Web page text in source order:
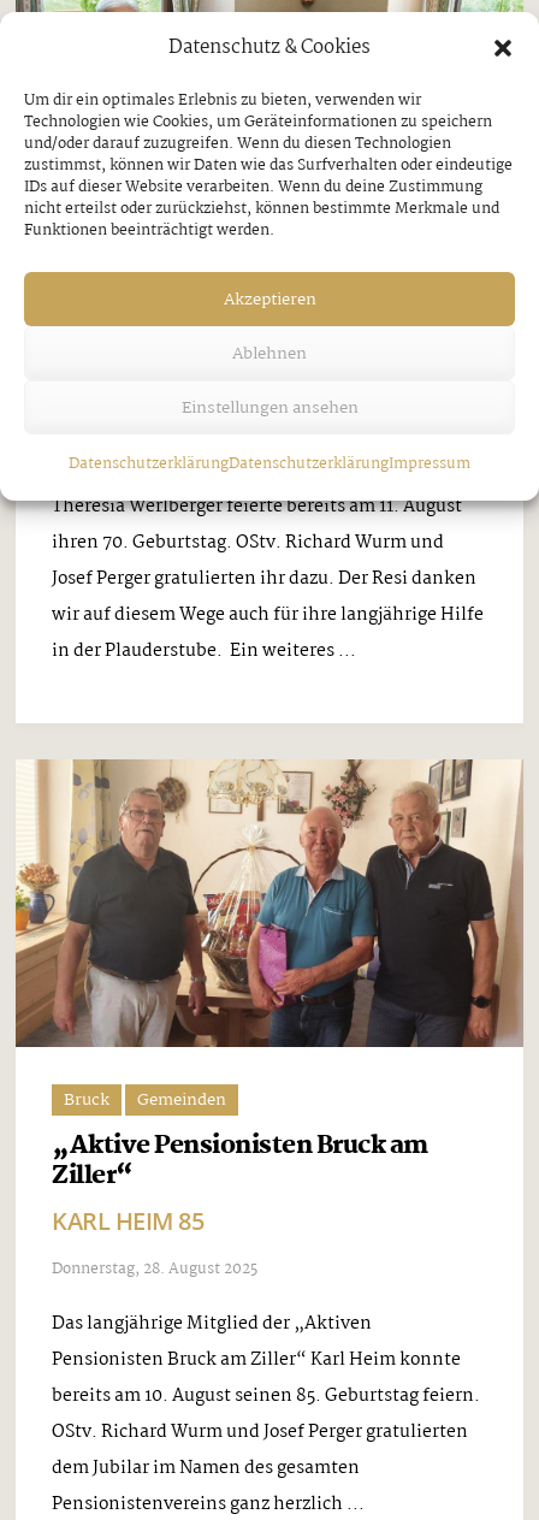
Datenschutz & Cookies
Um dir ein optimales Erlebnis zu bieten, verwenden wir
Technologien wie Cookies, um Geräteinformationen zu speichern
und/oder darauf zuzugreifen. Wenn du diesen Technologien
zustimmst, können wir Daten wie das Surfverhalten oder eindeutige
IDs auf dieser Website verarbeiten. Wenn du deine Zustimmung
nicht erteilst oder zurückziehst, können bestimmte Merkmale und
Funktionen beeinträchtigt werden.
Akzeptieren
Ablehnen
Einstellungen ansehen
DatenschutzerklärungDatenschutzerklärungImpressum
Aktive Pensionisten Bruck
Mittwoch, 3. September 2025
Theresia Werlberger feierte bereits am 11. August
ihren 70. Geburtstag. OStv. Richard Wurm und
Josef Perger gratulierten ihr dazu. Der Resi danken
wir auf diesem Wege auch für ihre langjährige Hilfe
in der Plauderstube. Ein weiteres ...
Bruck Gemeinden
„Aktive Pensionisten Bruck am
Ziller“
KARL HEIM 85
Donnerstag, 28. August 2025
Das langjährige Mitglied der „Aktiven
Pensionisten Bruck am Ziller“ Karl Heim konnte
bereits am 10. August seinen 85. Geburtstag feiern.
OStv. Richard Wurm und Josef Perger gratulierten
dem Jubilar im Namen des gesamten
Pensionistenvereins ganz herzlich ...